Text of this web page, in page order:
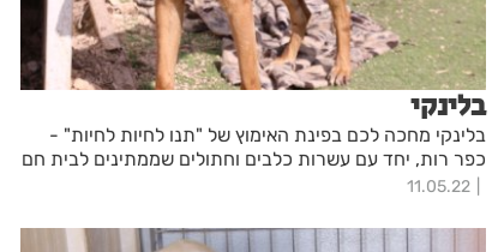
בלינקי
בלינקי מחכה לכם בפינת האימוץ של "תנו לחיות לחיות" -
כפר רות, יחד עם עשרות כלבים וחתולים שממתינים לבית חם
11.05.22